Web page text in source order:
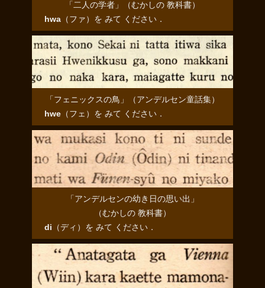
「二人の学者」（むかしの 教科書）
hwa（ ファ ）を みて ください．
「フェニックスの鳥」（アンデルセン童話集）
hwe（ フェ ）を みて ください．
「アンデルセンの幼き日の思い出」
（むかしの 教科書）
di （ディ ）を みて ください．